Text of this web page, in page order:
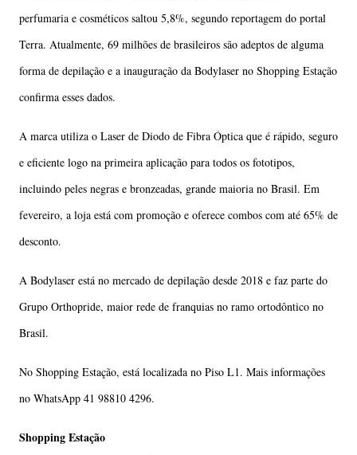
perfumaria e cosméticos saltou 5,8%, segundo reportagem do portal
Terra. Atualmente, 69 milhões de brasileiros são adeptos de alguma
forma de depilação e a inauguração da Bodylaser no Shopping Estação
confirma esses dados.
A marca utiliza o Laser de Diodo de Fibra Óptica que é rápido, seguro
e eficiente logo na primeira aplicação para todos os fototipos,
incluindo peles negras e bronzeadas, grande maioria no Brasil. Em
fevereiro, a loja está com promoção e oferece combos com até 65% de
desconto.
A Bodylaser está no mercado de depilação desde 2018 e faz parte do
Grupo Orthopride, maior rede de franquias no ramo ortodôntico no
Brasil.
No Shopping Estação, está localizada no Piso L1. Mais informações
no WhatsApp 41 98810 4296.
Shopping Estação